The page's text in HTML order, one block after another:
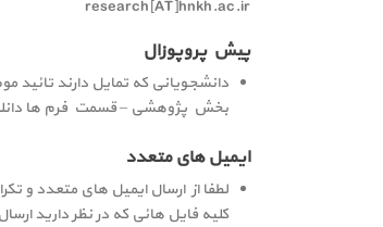
research[AT]hnkh.ac.ir
پیش پروپوزال
دانشجویانی که تمایل دارند تائید
بخش پژوهشی – قسمت فرم ها
ایمیل های متعدد
لطفا از ارسال ایمیل های متعدد و
کلیه فایل هائی که در نظر دارید